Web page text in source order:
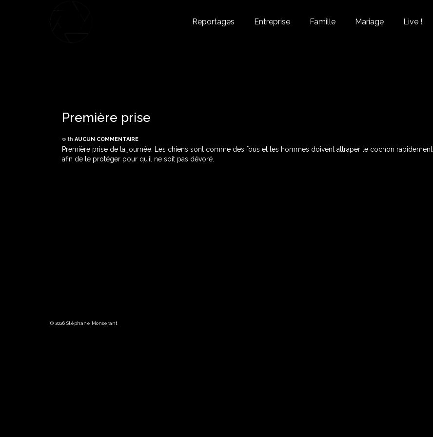
Reportages Entreprise Famille Mariage Live !
Première prise
with AUCUN COMMENTAIRE
Première prise de la journée. Les chiens sont comme des fous et les hommes doivent attraper le cochon rapidement
afin de le protéger pour qu’il ne soit pas dévoré.
© 2026 Stéphane Monserant